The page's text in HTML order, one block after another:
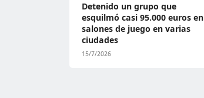
Detenido un grupo que
esquilmó casi 95.000 euros en
salones de juego en varias
ciudades
15/7/2026